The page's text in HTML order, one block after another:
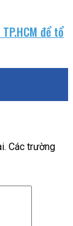
để tổ
Các trường